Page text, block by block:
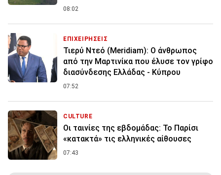
08:02
ΕΠΙΧΕΙΡΗΣΕΙΣ
Τιερύ Ντεό (Meridiam): Ο άνθρωπος
από την Μαρτινίκα που έλυσε τον γρίφο
διασύνδεσης Ελλάδας - Κύπρου
07:52
CULTURE
Οι ταινίες της εβδομάδας: Το Παρίσι
«κατακτά» τις ελληνικές αίθουσες
07:43